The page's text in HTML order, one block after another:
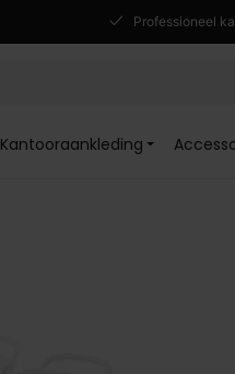
Professioneel
Kantooraankleding